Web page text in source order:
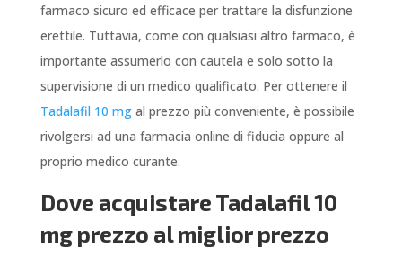
farmaco sicuro ed efficace per trattare la disfunzione
erettile. Tuttavia, come con qualsiasi altro farmaco, è
importante assumerlo con cautela e solo sotto la
supervisione di un medico qualificato. Per ottenere il
Tadalafil 10 mgal prezzo più conveniente, è possibile
rivolgersi ad una farmacia online di fiducia oppure al
proprio medico curante.
Dove acquistare Tadalafil 10
mg prezzo al miglior prezzo